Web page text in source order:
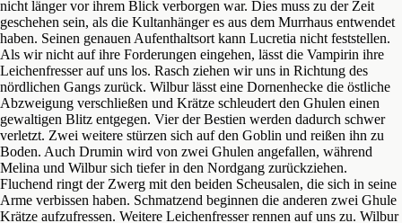
nicht länger vor ihrem Blick verborgen war. Dies muss zu der Zeit
geschehen sein, als die Kultanhänger es aus dem Murrhaus entwendet
haben. Seinen genauen Aufenthaltsort kann Lucretia nicht feststellen.
Als wir nicht auf ihre Forderungen eingehen, lässt die Vampirin ihre
Leichenfresser auf uns los. Rasch ziehen wir uns in Richtung des
nördlichen Gangs zurück. Wilbur lässt eine Dornenhecke die östliche
Abzweigung verschließen und Krätze schleudert den Ghulen einen
gewaltigen Blitz entgegen. Vier der Bestien werden dadurch schwer
verletzt. Zwei weitere stürzen sich auf den Goblin und reißen ihn zu
Boden. Auch Drumin wird von zwei Ghulen angefallen, während
Melina und Wilbur sich tiefer in den Nordgang zurückziehen.
Fluchend ringt der Zwerg mit den beiden Scheusalen, die sich in seine
Arme verbissen haben. Schmatzend beginnen die anderen zwei Ghule
Krätze aufzufressen. Weitere Leichenfresser rennen auf uns zu. Wilbur